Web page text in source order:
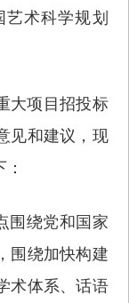
术科学规划
大项目招投标
见和建议，现
围绕党和国家
围绕加快构建
术体系、话语